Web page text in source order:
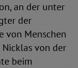
an der unter
der
von Menschen
von der
beim